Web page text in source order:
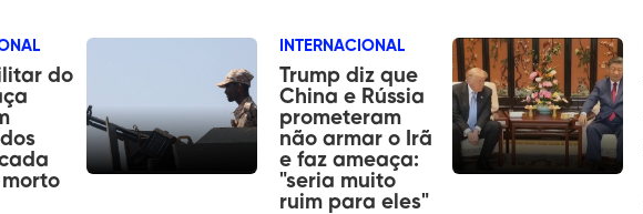
do
INTERNACIONAL
Trump diz que
China e Rússia
prometeram
não armar o Irã
e faz ameaça:
"seria muito
ruim para eles"